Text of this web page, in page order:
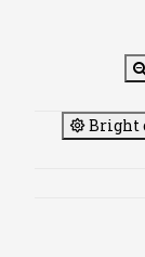
Bright